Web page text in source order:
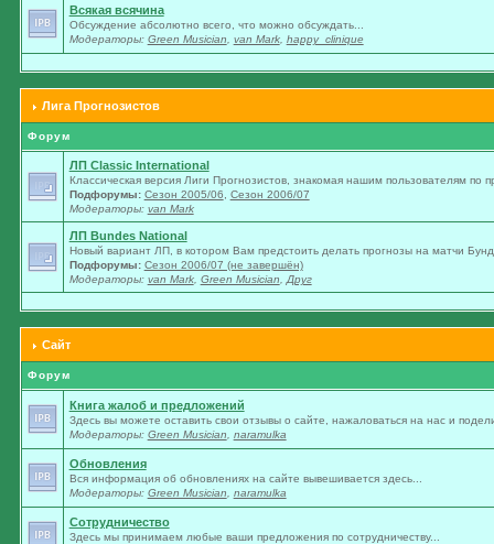
Всякая всячина
Обсуждение абсолютно всего, что можно обсуждать...
Модераторы: Green Musician van Mark, happy_clinique
Лига Прогнозистов
Форум
ЛП Classic International
Классическая версия Лиги Прогнозистов, знакомая нашим пользователям по
Подфорумы: Сезон 2005/06
Сезон 2006/07
Модераторы: van Mark
ЛП Bundes National
Новый вариант ЛП, в котором Вам предстоить делать прогнозы на матчи
Подфорумы: Сезон 2006/07 (не завершён)
Модераторы: van Mark, Green Musician Друг
Сайт
Форум
Книга жалоб и предложений
Здесь вы можете оставить свои отзывы о сайте, нажаловаться на нас и
Модераторы: Green Musician naramulka
Обновления
Вся информация об обновлениях на сайте вывешивается здесь...
Модераторы: Green Musician naramulka
Сотрудничество
Здесь мы принимаем любые ваши предложения по сотрудничеству...